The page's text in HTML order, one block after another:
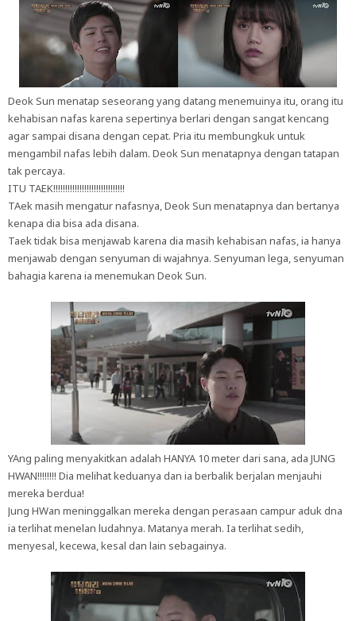
Deok Sun menatap seseorang yang datang menemuinya itu, orang itu
kehabisan nafas karena sepertinya berlari dengan sangat kencang
agar sampai disana dengan cepat. Pria itu membungkuk untuk
mengambil nafas lebih dalam. Deok Sun menatapnya dengan tatapan
tak percaya.
ITU TAEK!!!!!!!!!!!!!!!!!!!!!!!!!!!!!!
TAek masih mengatur nafasnya, Deok Sun menatapnya dan bertanya
kenapa dia bisa ada disana.
Taek tidak bisa menjawab karena dia masih kehabisan nafas, ia hanya
menjawab dengan senyuman di wajahnya. Senyuman lega, senyuman
bahagia karena ia menemukan Deok Sun.
YAng paling menyakitkan adalah HANYA 10 meter dari sana, ada JUNG
HWAN!!!!!!!! Dia melihat keduanya dan ia berbalik berjalan menjauhi
mereka berdua!
Jung HWan meninggalkan mereka dengan perasaan campur aduk dna
ia terlihat menelan ludahnya. Matanya merah. Ia terlihat sedih,
menyesal, kecewa, kesal dan lain sebagainya.